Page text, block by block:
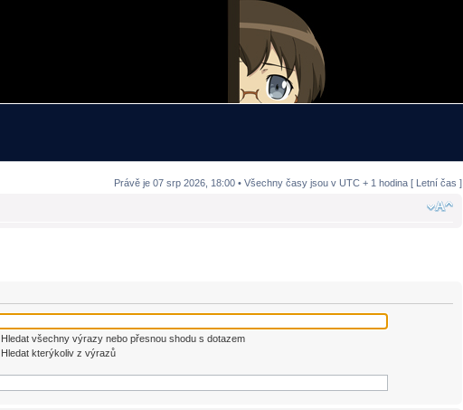
Právě je 07 srp 2026, 18:00 • Všechny časy jsou v UTC + 1 hodina [ Letní čas ]
Hledat všechny výrazy nebo přesnou shodu s dotazem
Hledat kterýkoliv z výrazů